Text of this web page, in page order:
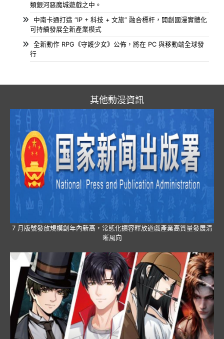
類銀河惡魔城遊戲之中。
中南卡通打造 “IP + 科技 + 文旅” 融合標杆，開創國漫實體化
可持續發展全新產業模式
全新動作 RPG《守護少女》公佈，將在 PC 與移動端全球發
行
其他動漫資訊
7 月版號發放規模創年內新高，常態化擴容釋放遊戲產業高質量發展清
晰風向